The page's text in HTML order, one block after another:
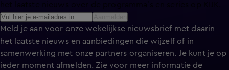
Meld je aan voor onze wekelijkse nieuwsbrief met daarin
het laatste nieuws en aanbiedingen die wijzelf of in
samenwerking met onze partners organiseren. Je kunt je op
ieder moment afmelden. Zie voor meer informatie de